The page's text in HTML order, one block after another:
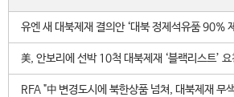
유엔 새 대북제재 결의안 ‘대북 정제석유품 90%
美, 안보리에 선박 10척 대북제재 ‘블랙리스트’ 요
RFA "中 변경도시에 북한상품 넘쳐, 대북제재 무